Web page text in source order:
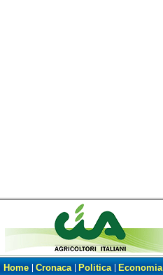
Home Cronaca Politica Economia